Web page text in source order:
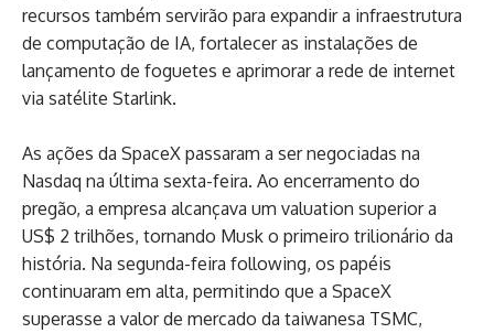
recursos também servirão para expandir a infraestrutura
de computação de IA, fortalecer as instalações de
lançamento de foguetes e aprimorar a rede de internet
via satélite Starlink.
As ações da SpaceX passaram a ser negociadas na
Nasdaq na última sexta-feira. Ao encerramento do
pregão, a empresa alcançava um valuation superior a
US$ 2 trilhões, tornando Musk o primeiro trilionário da
história. Na segunda-feira following, os papéis
continuaram em alta, permitindo que a SpaceX
superasse a valor de mercado da taiwanesa TSMC,